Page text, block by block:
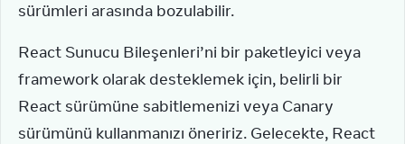
sürümleri arasında bozulabilir.
React Sunucu Bileşenleri’ni bir paketleyici veya
framework olarak desteklemek için, belirli bir
React sürümüne sabitlemenizi veya Canary
sürümünü kullanmanızı öneririz. Gelecekte, React